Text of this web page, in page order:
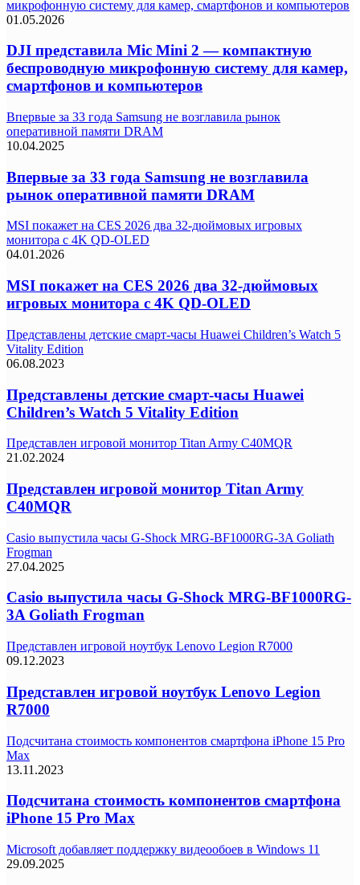
микрофонную систему для камер, смартфонов и компьютеров
01.05.2026
DJI представила Mic Mini 2 — компактную
беспроводную микрофонную систему для камер,
смартфонов и компьютеров
Впервые за 33 года Samsung не возглавила рынок
оперативной памяти DRAM
10.04.2025
Впервые за 33 года Samsung не возглавила
рынок оперативной памяти DRAM
MSI покажет на CES 2026 два 32-дюймовых игровых
монитора с 4K QD-OLED
04.01.2026
MSI покажет на CES 2026 два 32-дюймовых
игровых монитора с 4K QD-OLED
Представлены детские смарт-часы Huawei Children’s Watch 5
Vitality Edition
06.08.2023
Представлены детские смарт-часы Huawei
Children’s Watch 5 Vitality Edition
Представлен игровой монитор Titan Army C40MQR
21.02.2024
Представлен игровой монитор Titan Army
C40MQR
Casio выпустила часы G-Shock MRG-BF1000RG-3A Goliath
Frogman
27.04.2025
Casio выпустила часы G-Shock MRG-BF1000RG-
3A Goliath Frogman
Представлен игровой ноутбук Lenovo Legion R7000
09.12.2023
Представлен игровой ноутбук Lenovo Legion
R7000
Подсчитана стоимость компонентов смартфона iPhone 15 Pro
Max
13.11.2023
Подсчитана стоимость компонентов смартфона
iPhone 15 Pro Max
Microsoft добавляет поддержку видеообоев в Windows 11
29.09.2025